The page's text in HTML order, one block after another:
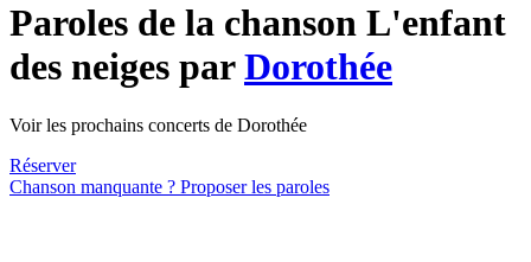
Paroles de la chanson L'enfant
des neiges parDorothée
Voir les prochains concerts de Dorothée
Réserver
Chanson manquante ? Proposer les paroles